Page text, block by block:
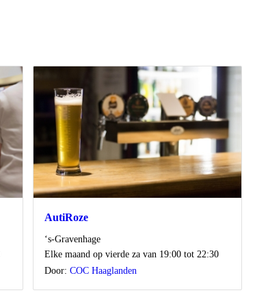
AutiRoze
Locatie
‘s-Gravenhage
Wanneer
Elke maand op vierde za van 19:00 tot 22:30
Door: COC Haaglanden